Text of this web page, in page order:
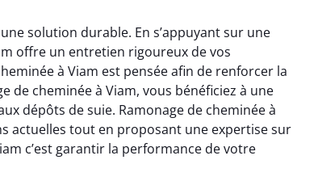
solution durable. En s’appuyant sur une
offre un entretien rigoureux de vos
à Viam est pensée afin de renforcer la
de cheminée à Viam, vous bénéficiez à une
dépôts de suie. Ramonage de cheminée à
actuelles tout en proposant une expertise sur
c’est garantir la performance de votre